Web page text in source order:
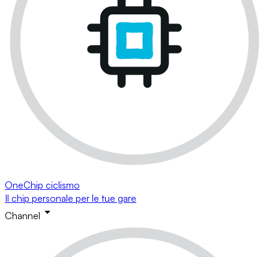
OneChip ciclismo
Il chip personale per le tue gare
Channel